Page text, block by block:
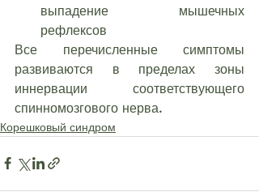
выпадение мышечных
рефлексов
Все перечисленные симптомы
развиваются в пределах зоны
иннервации соответствующего
спинномозгового нерва.
Корешковый синдром